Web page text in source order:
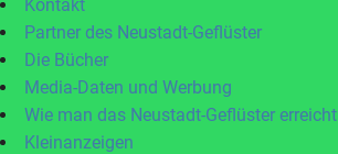
Kontakt
Partner des Neustadt-Geflüster
Die Bücher
Media-Daten und Werbung
Wie man das Neustadt-Geflüster erreicht
Kleinanzeigen